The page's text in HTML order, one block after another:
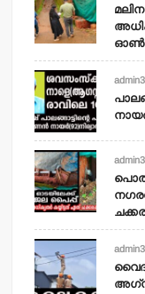
admin3
admin3
പൊതു
admin3